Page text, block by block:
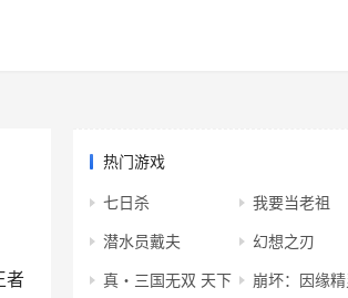
者
热门游戏
七日杀 我要当老祖
潜水员戴夫 幻想之刃
真・三国无双 天下 崩坏：因缘精